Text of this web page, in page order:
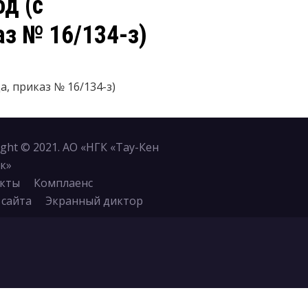
№ 16/134-з)
приказ № 16/134-з)
© 2021. АО «НГК «Тау-Кен
Комплаенс
Экранный диктор